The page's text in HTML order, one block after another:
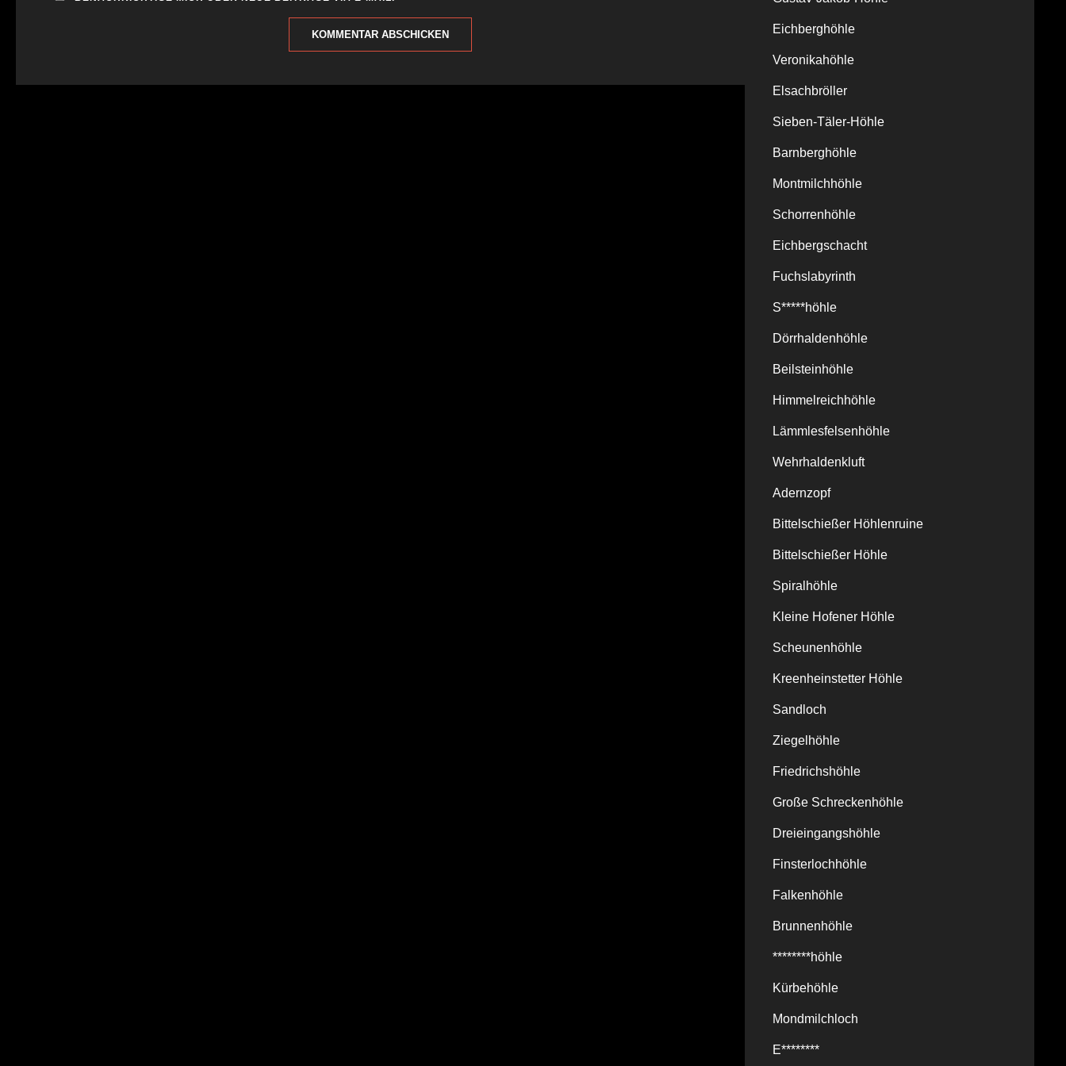
Eichberghöhle
Veronikahöhle
Elsachbröller
Sieben-Täler-Höhle
Barnberghöhle
Montmilchhöhle
Schorrenhöhle
Eichbergschacht
Fuchslabyrinth
S*****höhle
Dörrhaldenhöhle
Beilsteinhöhle
Himmelreichhöhle
Lämmlesfelsenhöhle
Wehrhaldenkluft
Adernzopf
Bittelschießer Höhlenruine
Bittelschießer Höhle
Spiralhöhle
Kleine Hofener Höhle
Scheunenhöhle
Kreenheinstetter Höhle
Sandloch
Ziegelhöhle
Friedrichshöhle
Große Schreckenhöhle
Dreieingangshöhle
Finsterlochhöhle
Falkenhöhle
Brunnenhöhle
********höhle
Kürbehöhle
Mondmilchloch
E********